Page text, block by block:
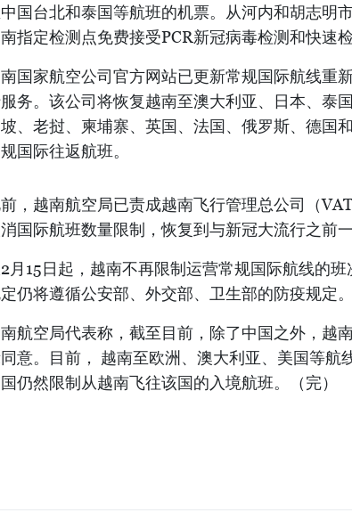
国台北和泰国等航班的机票。从河内和胡志明
指定检测点免费接受PCR新冠病毒检测和快速检
国家航空公司官方网站已更新常规国际航线重
务。该公司将恢复越南至澳大利亚、日本、泰
、老挝、柬埔寨、英国、法国、俄罗斯、德国
国际往返航班。
，越南航空局已责成越南飞行管理总公司（
国际航班数量限制，恢复到与新冠大流行之前
月15日起，越南不再限制运营常规国际航线的
仍将遵循公安部、外交部、卫生部的防疫规定。
航空局代表称，截至目前，除了中国之外，越
意。目前， 越南至欧洲、澳大利亚、美国等航
仍然限制从越南飞往该国的入境航班。（完）